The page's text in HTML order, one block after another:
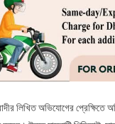
লিখিত অভিযোগের